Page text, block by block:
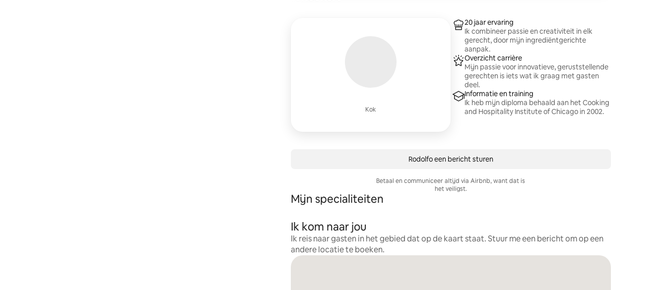
Kok
20 jaar ervaring
Ik combineer passie en creativiteit in elk
gerecht, door mijn ingrediëntgerichte
aanpak.
Overzicht carrière
Mijn passie voor innovatieve, geruststellende
gerechten is iets wat ik graag met gasten
deel.
Informatie en training
Ik heb mijn diploma behaald aan het Cooking
and Hospitality Institute of Chicago in 2002.
Rodolfo een bericht sturen
Betaal en communiceer altijd via Airbnb, want dat is
het veiligst.
Mijn specialiteiten
Ik kom naar jou
Ik reis naar gasten in het gebied dat op de kaart staat. Stuur me een bericht om op een
andere locatie te boeken.